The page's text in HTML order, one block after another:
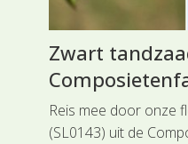
Zwart
Reis mee door onze
(SL0143) uit de